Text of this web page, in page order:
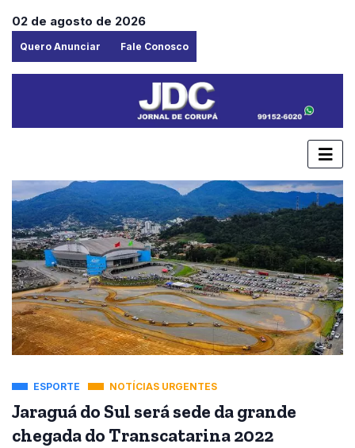
02 de agosto de 2026
Quero Anunciar Fale Conosco
ESPORTE NOTÍCIAS URGENTES
Jaraguá do Sul será sede da grande
chegada do Transcatarina 2022